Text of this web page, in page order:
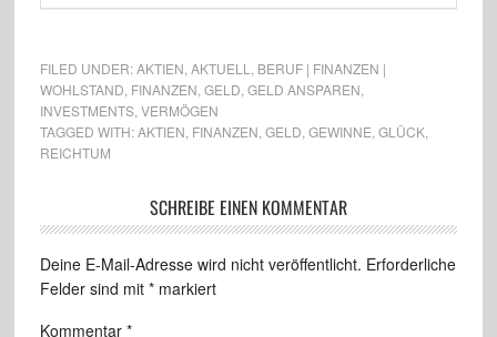
FILED UNDER:AKTIEN AKTUELL
BERUF | FINANZEN |
WOHLSTAND FINANZEN GELD GELD ANSPAREN
INVESTMENTS, VERMÖGEN
TAGGED WITH:AKTIEN FINANZEN GELD GEWINNE GLÜCK,
REICHTUM
SCHREIBE EINEN KOMMENTAR
Deine E-Mail-Adresse wird nicht veröffentlicht. Erforderliche
Felder sind mit *markiert
Kommentar *